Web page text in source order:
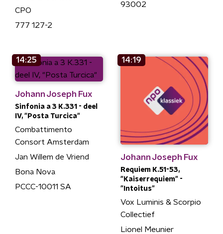
CPO
777 127-2
93002
14:25
Johann Joseph Fux
Sinfonia a 3 K.331 - deel
IV, "Posta Turcica"
Combattimento
Consort Amsterdam
Jan Willem de Vriend
Bona Nova
PCCC-10011 SA
14:19
Johann Joseph Fux
Requiem K.51-53,
"Kaiserrequiem" -
"Intoitus"
Vox Luminis & Scorpio
Collectief
Lionel Meunier